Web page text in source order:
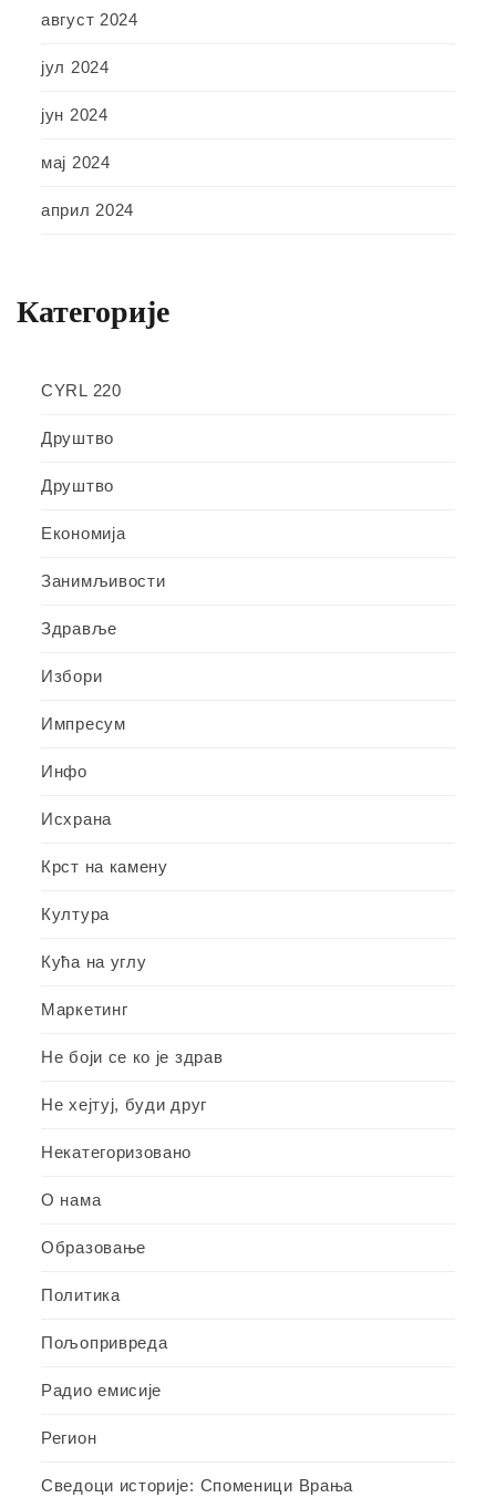
август 2024
јул 2024
јун 2024
мај 2024
април 2024
Категорије
CYRL 220
Друштво
Друштво
Економија
Занимљивости
Здравље
Избори
Импресум
Инфо
Исхрана
Крст на камену
Култура
Кућа на углу
Маркетинг
Не боји се ко је здрав
Не хејтуј, буди друг
Некатегоризовано
О нама
Образовање
Политика
Пољопривреда
Радио емисије
Регион
Сведоци историје: Споменици Врања